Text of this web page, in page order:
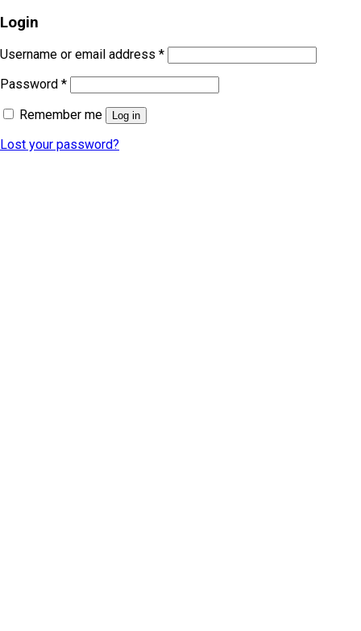
Login
Username or email address *
Password *
Remember me
Log in
Lost your password?